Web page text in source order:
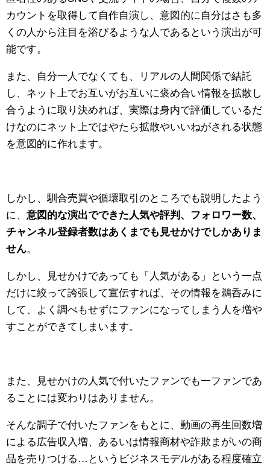
カウントを取得して自作自演し、意図的に自分はさも多
くの人から注目を浴びるような人であるという演出が可
能です。
また、自分一人でなくても、リアルの人間関係で結託
し、ネット上でお互いがお互いに褒め合い情報を拡散し
合うように取り決めれば、実際は身内で評価しているだ
けなのにネット上ではやたら拡散やいいねがされる状態
を意図的に作れます。
しかし、馴合売買や循環取引のところでも説明したよう
に、 意図的な演出でできた人気や評判、フォロワー数、
チャンネル登録者数はあくまでも見せかけでしかありま
せん。
しかし、見せかけであっても「人気がある」という一点
だけに絞って誇張して宣伝すれば、その情報を鵜呑みに
して、よく調べもせずにファンになってしまう人を増や
すことができてしまいます。
また、見せかけの人気で付いたファンでも一ファンであ
ることには変わりはありません。
そんな調子で付いたファンをもとに、動画の再生回数増
による広告収入増、あるいは情報商材や詐欺まがいの商
品を売りつける…というビジネスモデルがある程度確立